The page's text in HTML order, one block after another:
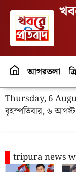
আগরতলা
Thursday, 6
বৃহস্পতিবার, ৬
tripura news